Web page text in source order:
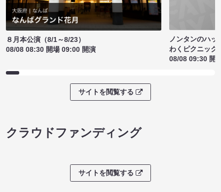
８月本公演（8/1～8/23）
08/08 08:30 開場 09:00 開演
ノンタンのハッ
わくピクニック
08/08 09:30 開
サイトを閲覧する
クラウドファンディング
サイトを閲覧する